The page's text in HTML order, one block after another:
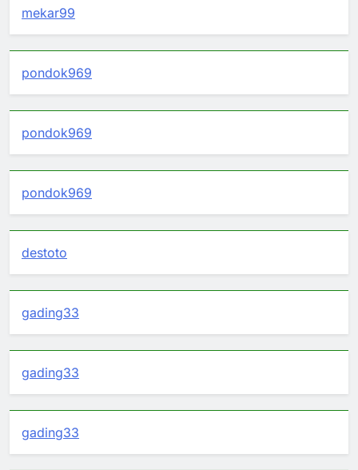
mekar99
pondok969
pondok969
pondok969
destoto
gading33
gading33
gading33